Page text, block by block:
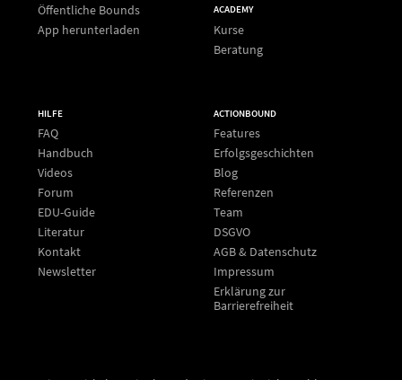
Öffentliche Bounds
App herunterladen
ACADEMY
Kurse
Beratung
HILFE
FAQ
Handbuch
Videos
Forum
EDU-Guide
Literatur
Kontakt
Newsletter
ACTIONBOUND
Features
Erfolgsgeschichten
Blog
Referenzen
Team
DSGVO
AGB & Datenschutz
Impressum
Erklärung zur
Barrierefreiheit